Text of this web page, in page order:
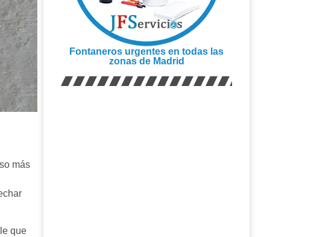
más
que
Fontaneros urgentes en todas las
zonas de Madrid